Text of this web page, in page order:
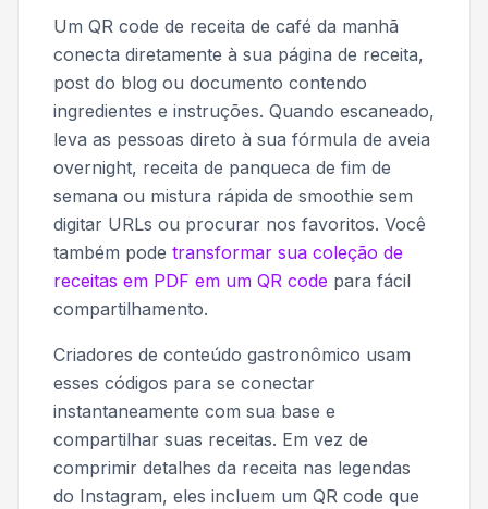
Um QR code de receita de café da manhã
conecta diretamente à sua página de receita,
post do blog ou documento contendo
ingredientes e instruções. Quando escaneado,
leva as pessoas direto à sua fórmula de aveia
overnight, receita de panqueca de fim de
semana ou mistura rápida de smoothie sem
digitar URLs ou procurar nos favoritos. Você
também pode transformar sua coleção de
receitas em PDF em um QR code para fácil
compartilhamento.
Criadores de conteúdo gastronômico usam
esses códigos para se conectar
instantaneamente com sua base e
compartilhar suas receitas. Em vez de
comprimir detalhes da receita nas legendas
do Instagram, eles incluem um QR code que